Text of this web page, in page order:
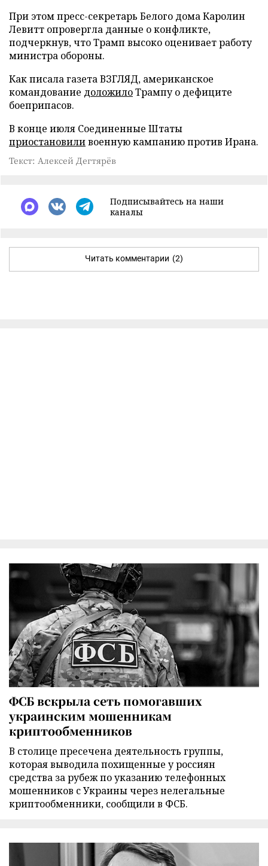
При этом пресс-секретарь Белого дома Каролин
Левитт опровергла данные о конфликте,
подчеркнув, что Трамп высоко оценивает работу
министра обороны.
Как писала газета ВЗГЛЯД, американское
командование доложилоТрампу о дефиците
боеприпасов.
В конце июля Соединенные Штаты
приостановиливоенную кампанию против Ирана.
Текст: Алексей Дегтярёв
Подписывайтесь на наши
каналы
Читать комментарии (2)
ФСБ вскрыла сеть помогавших
украинским мошенникам
криптообменников
В столице пресечена деятельность группы,
которая выводила похищенные у россиян
средства за рубеж по указанию телефонных
мошенников с Украины через нелегальные
криптообменники, сообщили в ФСБ.